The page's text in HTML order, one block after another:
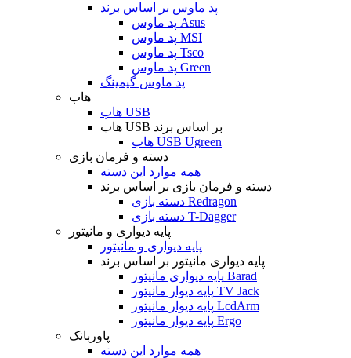
پد ماوس بر اساس برند
پد ماوس Asus
پد ماوس MSI
پد ماوس Tsco
پد ماوس Green
پد ماوس گیمینگ
هاب
هاب USB
هاب USB بر اساس برند
هاب USB Ugreen
دسته و فرمان بازی
همه موارد این دسته
دسته و فرمان بازی بر اساس برند
دسته بازی Redragon
دسته بازی T-Dagger
پایه دیواری و مانیتور
پایه دیواری و مانیتور
پایه دیواری مانیتور بر اساس برند
پایه دیواری مانیتور Barad
پایه دیوار مانیتور TV Jack
پایه دیوار مانیتور LcdArm
پایه دیوار مانیتور Ergo
پاوربانک
همه موارد این دسته